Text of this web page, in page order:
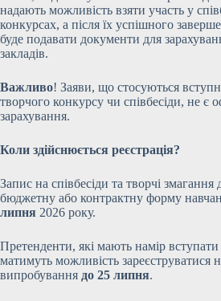
надають можливість взяти участь у
конкурсах, а після їх успішного
буде подавати документи для
закладів.
Важливо! Заяви, що стосуються
творчого конкурсу чи співбесіди, не є
зарахування.
Коли здійснюється реєстрація?
Запис на співбесіди та творчі змагання
бюджетну або контрактну форму
липня 2026 року.
Претенденти, які мають намір вступати
матимуть можливість зареєструватися
випробування до 25 липня.